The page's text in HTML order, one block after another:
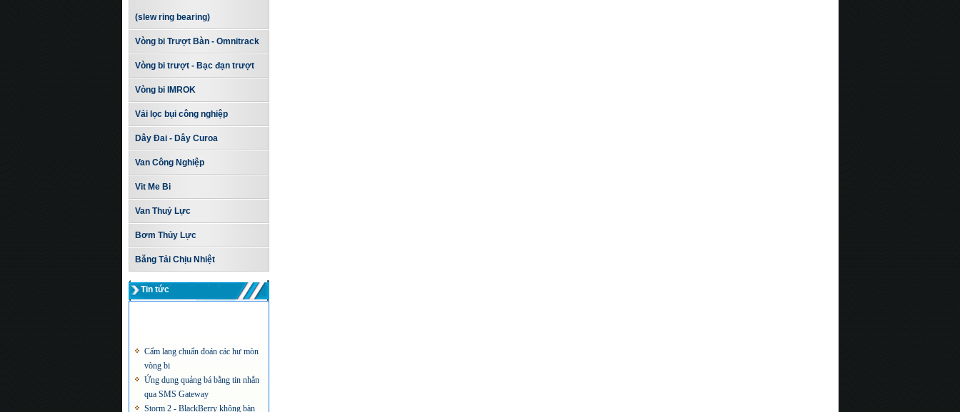
(slew ring bearing)
Vòng bi Trượt Bàn - Omnitrack
Vòng bi trượt - Bạc đạn trượt
Vòng bi IMROK
Vải lọc bụi công nghiệp
Dây Đai - Dây Curoa
Van Công Nghiệp
Vit Me Bi
Van Thuỷ Lực
Bơm Thủy Lực
Băng Tải Chịu Nhiệt
Tin tức
Cẩm lang chuẩn đoán các hư mòn
vòng bi
Ứng dụng quảng bá bằng tin nhắn
qua SMS Gateway
Storm 2 - BlackBerry không bàn